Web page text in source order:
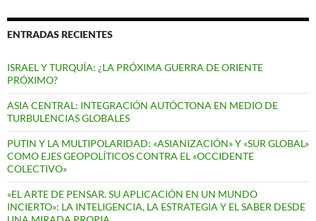
ENTRADAS RECIENTES
ISRAEL Y TURQUÍA: ¿LA PRÓXIMA GUERRA DE ORIENTE
PRÓXIMO?
ASIA CENTRAL: INTEGRACIÓN AUTÓCTONA EN MEDIO DE
TURBULENCIAS GLOBALES
PUTIN Y LA MULTIPOLARIDAD: «ASIANIZACIÓN» Y «SUR GLOBAL»
COMO EJES GEOPOLÍTICOS CONTRA EL «OCCIDENTE
COLECTIVO»
«EL ARTE DE PENSAR. SU APLICACIÓN EN UN MUNDO
INCIERTO»: LA INTELIGENCIA, LA ESTRATEGIA Y EL SABER DESDE